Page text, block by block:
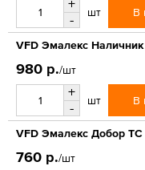
-
шт В
VFD Эмалекс
980 р./шт
+
-
шт В
VFD Эмалекс Добор ТС
760 р./шт